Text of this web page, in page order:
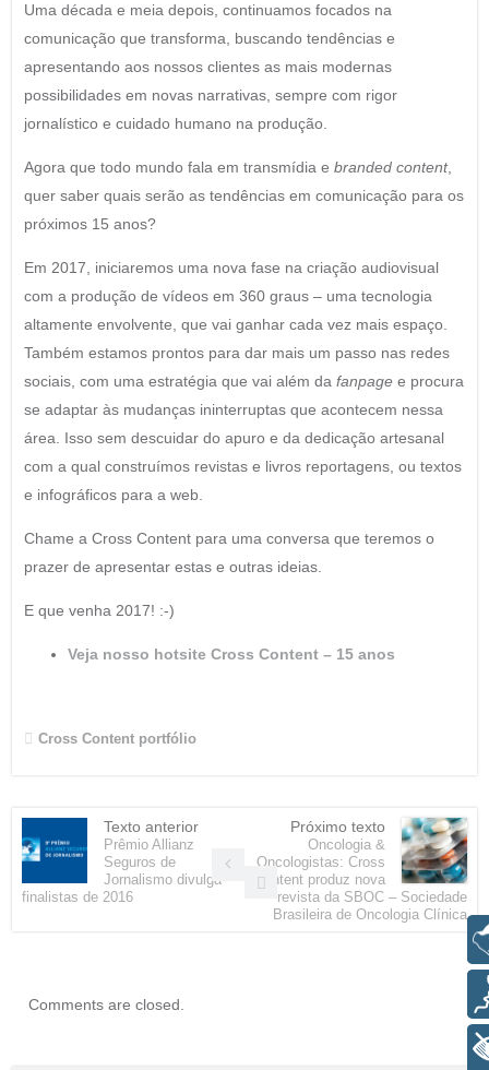
Uma década e meia depois, continuamos focados na
comunicação que transforma, buscando tendências e
apresentando aos nossos clientes as mais modernas
possibilidades em novas narrativas, sempre com rigor
jornalístico e cuidado humano na produção.
Agora que todo mundo fala em transmídia e branded content,
quer saber quais serão as tendências em comunicação para os
próximos 15 anos?
Em 2017, iniciaremos uma nova fase na criação audiovisual
com a produção de vídeos em 360 graus – uma tecnologia
altamente envolvente, que vai ganhar cada vez mais espaço.
Também estamos prontos para dar mais um passo nas redes
sociais, com uma estratégia que vai além da fanpagee procura
se adaptar às mudanças ininterruptas que acontecem nessa
área. Isso sem descuidar do apuro e da dedicação artesanal
com a qual construímos revistas e livros reportagens, ou textos
e infográficos para a web.
Chame a Cross Content para uma conversa que teremos o
prazer de apresentar estas e outras ideias.
E que venha 2017! :-)
Veja nosso hotsite Cross Content – 15 anos
Cross Content portfólio
Texto anterior
Prêmio Allianz
Seguros de
Jornalismo divulga
finalistas de 2016
Próximo texto
Oncologia &
Oncologistas: Cross
Content produz nova
revista da SBOC – Sociedade
Brasileira de Oncologia Clínica
Comments are closed.